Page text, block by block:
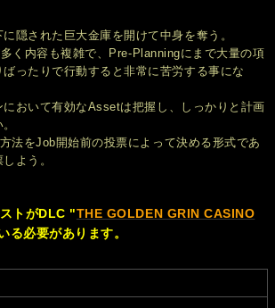
隠された巨大金庫を開けて中身を奪う。
く内容も複雑で、Pre-Planningにまで大量の項
ったりで行動すると非常に苦労する事にな
おいて有効なAssetは把握し、しっかりと計画
法をJob開始前の投票によって決める形式であ
よう。
トがDLC "THE GOLDEN GRIN CASINO
る必要があります。